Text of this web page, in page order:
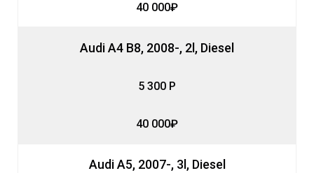
40 000₽
Audi A4 B8, 2008-, 2l, Diesel
5 300 Р
40 000₽
Audi A5, 2007-, 3l, Diesel